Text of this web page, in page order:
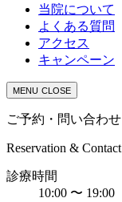
当院について
よくある質問
アクセス
キャンペーン
MENU CLOSE
ご予約・問い合わせ
Reservation & Contact
診療時間
10:00 〜 19:00